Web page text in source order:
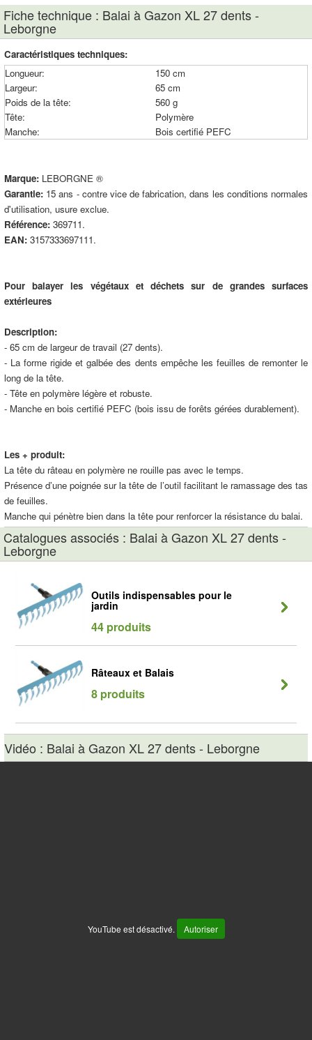
Fiche technique : Balai à Gazon XL 27 dents -
Leborgne
Caractéristiques techniques:
Longueur:
150 cm
Largeur:
65 cm
Poids de la tête:
560 g
Tête:
Polymère
Manche:
Bois certifié PEFC
Marque: LEBORGNE ®
Garantie: 15 ans - contre vice de fabrication, dans les conditions normales
d'utilisation, usure exclue.
Référence: 369711.
EAN: 3157333697111.
Pour balayer les végétaux et déchets sur de grandes surfaces
extérieures
Description:
- 65 cm de largeur de travail (27 dents).
- La forme rigide et galbée des dents empêche les feuilles de remonter le
long de la tête.
- Tête en polymère légère et robuste.
- Manche en bois certifié PEFC (bois issu de forêts gérées durablement).
Les + produit:
La tête du râteau en polymère ne rouille pas avec le temps.
Présence d’une poignée sur la tête de l’outil facilitant le ramassage des tas
de feuilles.
Manche qui pénètre bien dans la tête pour renforcer la résistance du balai.
Catalogues associés : Balai à Gazon XL 27 dents -
Leborgne
Outils indispensables pour le
jardin
44 produits
Râteaux et Balais
8 produits
Vidéo : Balai à Gazon XL 27 dents - Leborgne
YouTube est désactivé. Autoriser